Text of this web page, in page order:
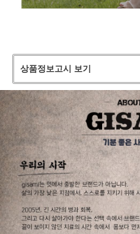
상품정보고시 보기